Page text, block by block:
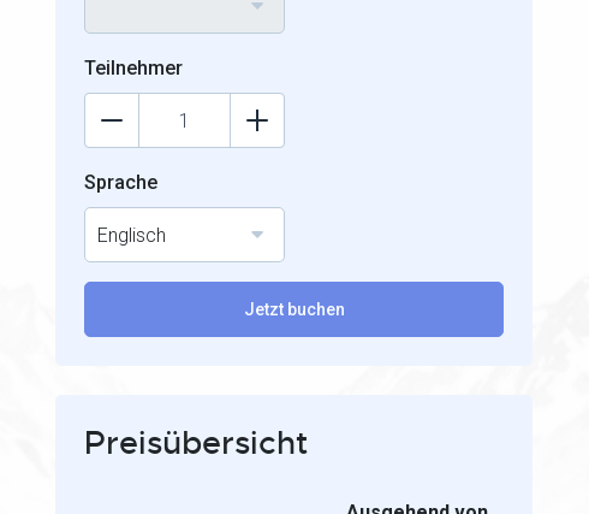
Teilnehmer
Sprache
Englisch
Jetzt buchen
Preisübersicht